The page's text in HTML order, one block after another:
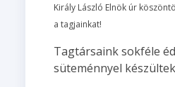
Király László Elnök úr
a tagjainkat!
Tagtársaink sokféle
süteménnyel